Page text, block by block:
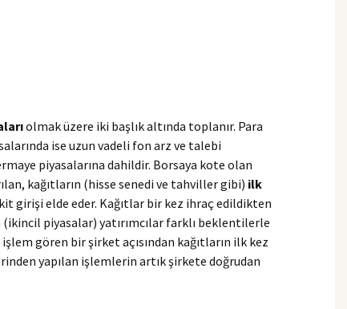
olmak üzere iki başlık altında toplanır. Para
ise uzun vadeli fon arz ve talebi
piyasalarına dahildir. Borsaya kote olan
kağıtların (hisse senedi ve tahviller gibi) ilk
girişi elde eder. Kağıtlar bir kez ihraç edildikten
(ikincil piyasalar) yatırımcılar farklı beklentilerle
gören bir şirket açısından kağıtların ilk kez
yapılan işlemlerin artık şirkete doğrudan